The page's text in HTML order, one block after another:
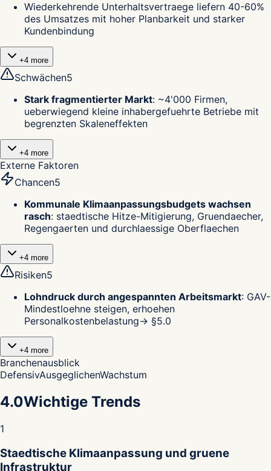
Wiederkehrende Unterhaltsvertraege liefern 40-60%
des Umsatzes mit hoher Planbarkeit und starker
Kundenbindung
+4 more
Schwächen5
Stark fragmentierter Markt: ~4'000 Firmen,
ueberwiegend kleine inhabergefuehrte Betriebe mit
begrenzten Skaleneffekten
+4 more
Externe Faktoren
Chancen5
Kommunale Klimaanpassungsbudgets wachsen
rasch: staedtische Hitze-Mitigierung, Gruendaecher,
Regengaerten und durchlaessige Oberflaechen
+4 more
Risiken5
Lohndruck durch angespannten Arbeitsmarkt: GAV-
Mindestloehne steigen, erhoehen
Personalkostenbelastung→ §5.0
+4 more
Branchenausblick
DefensivAusgeglichenWachstum
4.0Wichtige Trends
1
Staedtische Klimaanpassung und gruene
Infrastruktur